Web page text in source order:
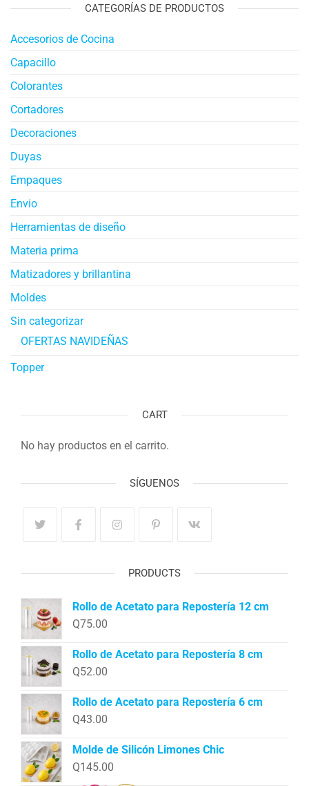
CATEGORÍAS DE PRODUCTOS
Accesorios de Cocina
Capacillo
Colorantes
Cortadores
Decoraciones
Duyas
Empaques
Envio
Herramientas de diseño
Materia prima
Matizadores y brillantina
Moldes
Sin categorizar
OFERTAS NAVIDEÑAS
Topper
CART
No hay productos en el carrito.
SÍGUENOS
PRODUCTS
Rollo de Acetato para Repostería 12 cm
Q75.00
Rollo de Acetato para Repostería 8 cm
Q52.00
Rollo de Acetato para Repostería 6 cm
Q43.00
Molde de Silicón Limones Chic
Q145.00